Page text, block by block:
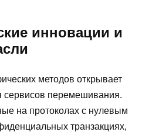
инновации и
методов открывает
сервисов перемешивания.
на протоколах с нулевым
транзакциях,